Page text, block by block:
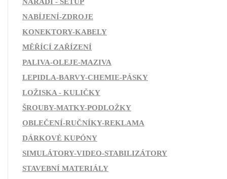
NABÍJENÍ-ZDROJE
KONEKTORY-KABELY
MĚŘÍCÍ ZAŘÍZENÍ
PALIVA-OLEJE-MAZIVA
LEPIDLA-BARVY-CHEMIE-PÁSKY
LOŽISKA - KULIČKY
ŠROUBY-MATKY-PODLOŽKY
OBLEČENÍ-RUČNÍKY-REKLAMA
DÁRKOVÉ KUPÓNY
SIMULÁTORY-VIDEO-STABILIZÁTORY
STAVEBNÍ MATERIÁLY